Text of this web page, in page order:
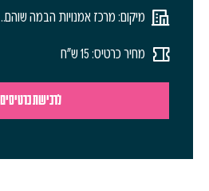
מיקום: מרכז אמנויות הבמה שוהם..
מחיר כרטיס: 15 ש"ח
לרכישת כרטיסים